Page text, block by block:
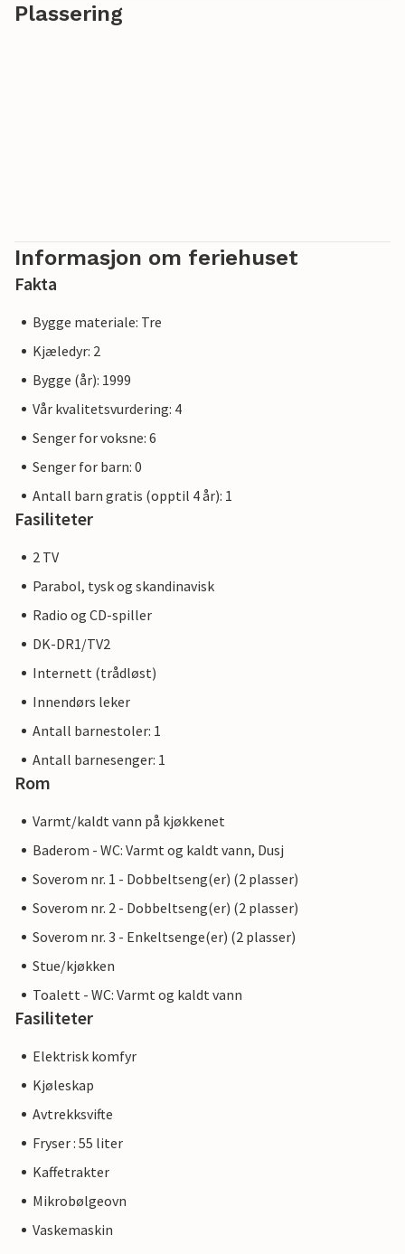
Plassering
Informasjon om feriehuset
Fakta
Bygge materiale: Tre
Kjæledyr: 2
Bygge (år): 1999
Vår kvalitetsvurdering: 4
Senger for voksne: 6
Senger for barn: 0
Antall barn gratis (opptil 4 år): 1
Fasiliteter
2 TV
Parabol, tysk og skandinavisk
Radio og CD-spiller
DK-DR1/TV2
Internett (trådløst)
Innendørs leker
Antall barnestoler: 1
Antall barnesenger: 1
Rom
Varmt/kaldt vann på kjøkkenet
Baderom - WC: Varmt og kaldt vann, Dusj
Soverom nr. 1 - Dobbeltseng(er) (2 plasser)
Soverom nr. 2 - Dobbeltseng(er) (2 plasser)
Soverom nr. 3 - Enkeltsenge(er) (2 plasser)
Stue/kjøkken
Toalett - WC: Varmt og kaldt vann
Fasiliteter
Elektrisk komfyr
Kjøleskap
Avtrekksvifte
Fryser : 55 liter
Kaffetrakter
Mikrobølgeovn
Vaskemaskin